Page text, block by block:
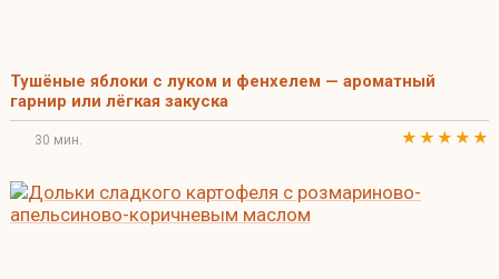
Тушёные яблоки с луком и фенхелем — ароматный
гарнир или лёгкая закуска
30 мин.